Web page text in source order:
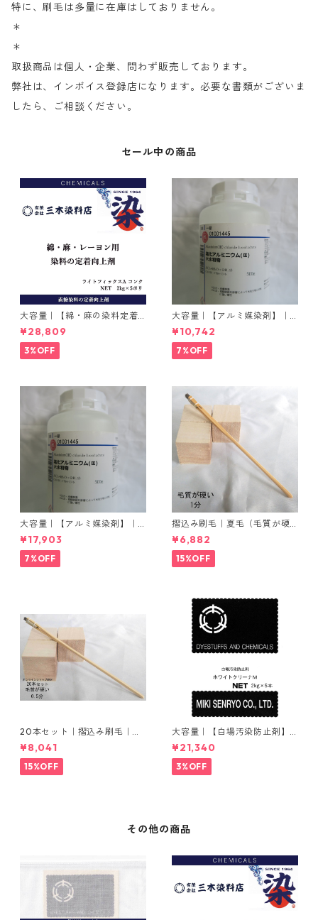
特に、刷毛は多量に在庫はしておりません。
＊
＊
取扱商品は個人・企業、問わず販売しております。
弊社は、インボイス登録店になります。必要な書類がございま
したら、ご相談ください。
セール中の商品
大容量｜【綿・麻の染料定着
向上剤】｜2kg×5本｜ライト
フィックスAコンク
¥28,809
3%OFF
大容量｜【アルミ媒染剤】｜5
00g−3本入り｜塩化アルミニ
ウム
¥10,742
7%OFF
大容量｜【アルミ媒染剤】｜5
00g−5本入り｜塩化アルミニ
ウム
¥17,903
7%OFF
摺込み刷毛｜夏毛（毛質が硬
い）1分｜16本入り＊1セット
¥6,882
15%OFF
20本セット｜摺込み刷毛｜夏
毛（毛質が硬い）0.5分
¥8,041
15%OFF
大容量｜【白場汚染防止剤】
｜2kg×5本｜ホワイトクリー
ナＭ
¥21,340
3%OFF
その他の商品